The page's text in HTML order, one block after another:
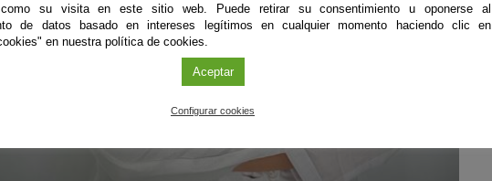
como su visita en este sitio web. Puede retirar su consentimiento u oponerse al
de datos basado en intereses legítimos en cualquier momento haciendo clic en
en nuestra política de cookies.
Aceptar
Configurar cookies